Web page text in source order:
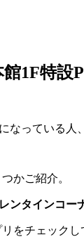
館1F特
なっている
かご紹介。
ンタインコー
をチェック